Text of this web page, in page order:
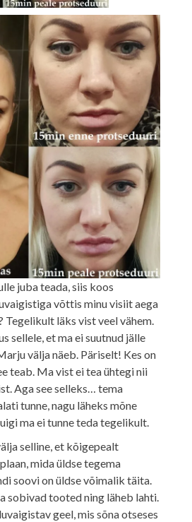
juba teada, siis koos
võttis minu visiit aega
Tegelikult läks vist veel vähem.
sellele, et ma ei suutnud jälle
välja näeb. Päriselt! Kes on
teab. Ma vist ei tea ühtegi nii
Aga see selleks… tema
tunne, nagu läheks mõne
ma ei tunne teda tegelikult.
selline, et kõigepealt
mida üldse tegema
soovi on üldse võimalik täita.
sobivad tooted ning läheb lahti.
geel, mis sõna otseses